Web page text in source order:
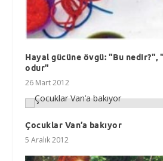
Hayal gücüne övgü: "Bu nedir?",
odur"
26 Mart 2012
Çocuklar Van’a bakıyor
5 Aralık 2012